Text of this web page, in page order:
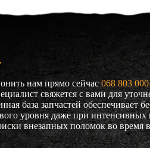
нам прямо сейчас068 803
свяжется с вами для
база запчастей обеспечивает
уровня даже при интенсивных
внезапных поломок во время